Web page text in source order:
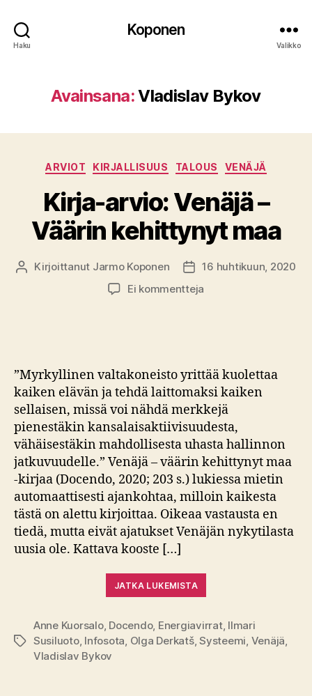
Haku
Koponen
Valikko
Avainsana:Vladislav Bykov
Kategoriat
ARVIOT KIRJALLISUUS TALOUS VENÄJÄ
Kirja-arvio: Venäjä –
Väärin kehittynyt maa
Kirjoittaja
Kirjoittanut Jarmo Koponen Julkaisupäivämäärä
16 huhtikuun, 2020
Ei kommentteja
kehittynyt
maa
”Myrkyllinen valtakoneisto yrittää kuolettaa
kaiken elävän ja tehdä laittomaksi kaiken
sellaisen, missä voi nähdä merkkejä
pienestäkin kansalaisaktiivisuudesta,
vähäisestäkin mahdollisesta uhasta hallinnon
jatkuvuudelle.” Venäjä – väärin kehittynyt maa
-kirjaa (Docendo, 2020; 203 s.) lukiessa mietin
automaattisesti ajankohtaa, milloin kaikesta
tästä on alettu kirjoittaa. Oikeaa vastausta en
tiedä, mutta eivät ajatukset Venäjän nykytilasta
uusia ole. Kattava kooste […]
JATKA LUKEMISTA
Avainsanat
Anne Kuorsalo, Docendo, Energiavirrat, Ilmari
Susiluoto, Infosota, Olga Derkatš,Systeemi, Venäjä,
Vladislav Bykov